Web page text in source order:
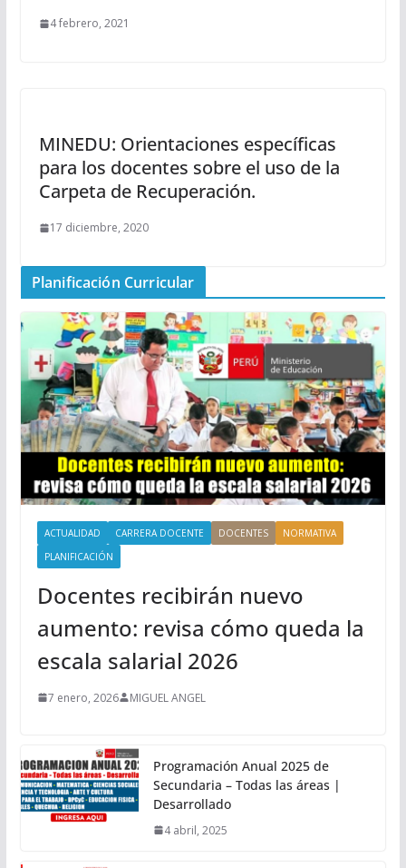
4 febrero, 2021
MINEDU: Orientaciones específicas
para los docentes sobre el uso de la
Carpeta de Recuperación.
17 diciembre, 2020
Planificación Curricular
ACTUALIDAD CARRERA DOCENTE DOCENTES
NORMATIVA
PLANIFICACIÓN
Docentes recibirán nuevo
aumento: revisa cómo queda la
escala salarial 2026
7 enero, 2026 MIGUEL ANGEL
Programación Anual 2025 de
Secundaria – Todas las áreas |
Desarrollado
4 abril, 2025